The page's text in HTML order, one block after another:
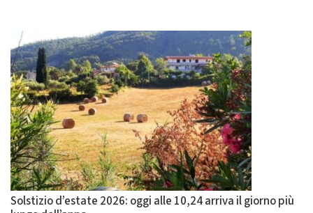
Solstizio d’estate 2026: oggi alle 10,24 arriva il giorno più